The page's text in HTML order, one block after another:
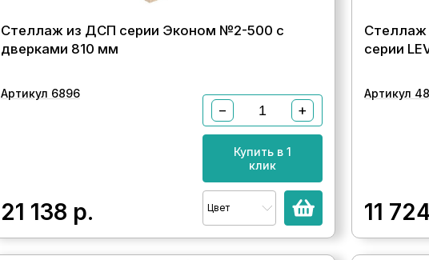
Стеллаж из ДСП серии Эконом №2-500 с
дверками 810 мм
Артикул 6896
21 138 р.
− +
Купить в 1
клик
Цвет
Стеллаж
серии
Артикул
11 724